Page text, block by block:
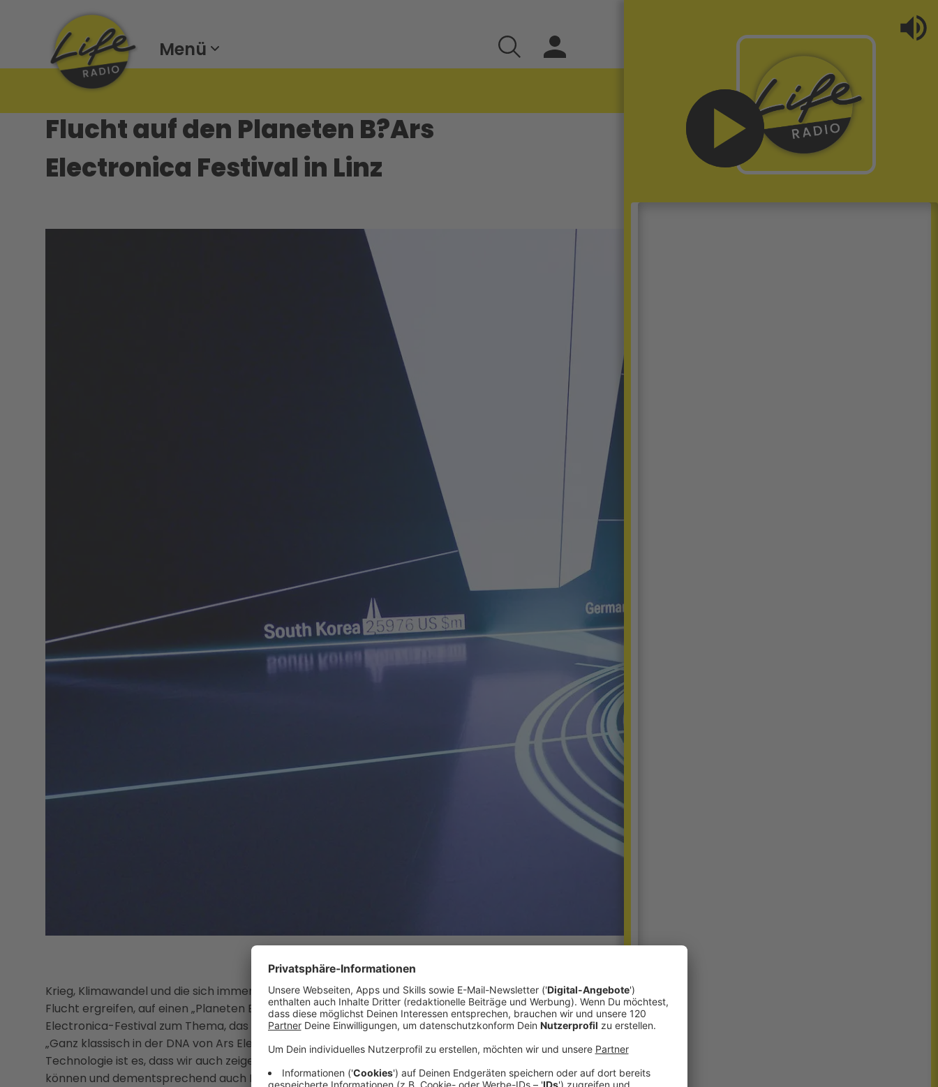
Menü
Flucht auf den Planeten B?Ars
Electronica Festival in Linz
Krieg, Klimawandel und die sich immer weiter zuspitzende Energiekrise: Wer möchte da nicht die
Flucht ergreifen, auf einen „Planeten B“ flüchten? Dass das nicht so einfach geht, macht das Ars
Electronica-Festival zum Thema, das bis Sonntag in Linz läuft. Festival-Managerin Veronika Liebl:
„Ganz klassisch in der DNA von Ars Electronica an der Schnittstelle von Kunst, Wissenschaft und
Technologie ist es, dass wir auch zeigen, wie wir aktiv unsere Probleme in die Hand nehmen
können und dementsprechend auch Klimakrise adressieren können und gemeinsam wirklich ins